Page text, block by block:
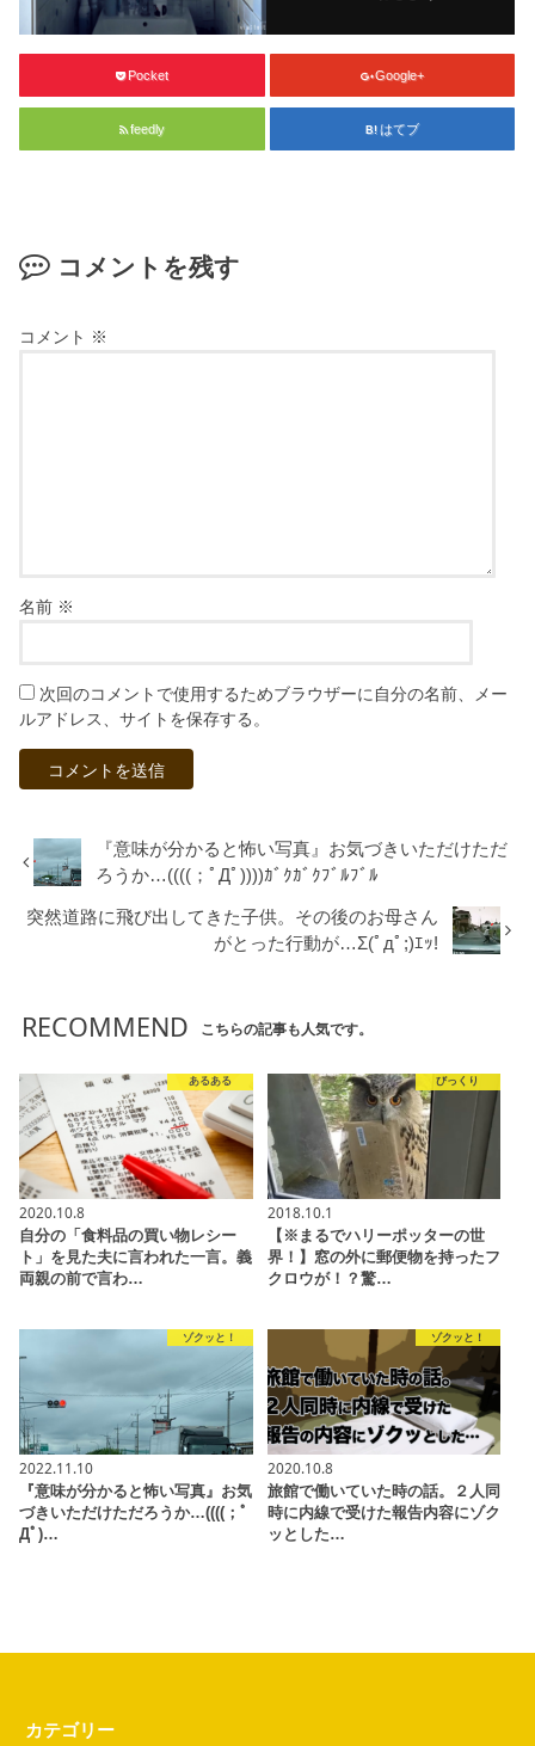
Pocket Google+
feedly はてブ
コメントを残す
コメント ※
名前 ※
次回のコメントで使用するためブラウザーに自分の名前、メー
ルアドレス、サイトを保存する。
『意味が分かると怖い写真』お気づきいただけただ
ろうか…((((；ﾟДﾟ))))ｶﾞｸｶﾞｸﾌﾞﾙﾌﾞﾙ
突然道路に飛び出してきた子供。その後のお母さん
がとった行動が…Σ(ﾟдﾟ;)ｴｯ!
RECOMMEND こちらの記事も人気です。
あるある
2020.10.8
自分の「食料品の買い物レシー
ト」を見た夫に言われた一言。義
両親の前で言わ…
びっくり
2018.10.1
【※まるでハリーポッターの世
界！】窓の外に郵便物を持ったフ
クロウが！？驚…
ゾクッと！
2022.11.10
『意味が分かると怖い写真』お気
づきいただけただろうか…((((；ﾟ
Дﾟ)…
ゾクッと！
2020.10.8
旅館で働いていた時の話。２人同
時に内線で受けた報告内容にゾク
ッとした…
カテゴリー